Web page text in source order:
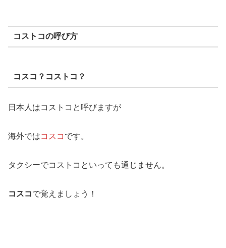
コストコの呼び方
コスコ？コストコ？
日本人はコストコと呼びますが
海外ではコスコ です。
タクシーでコストコといっても通じません。
コスコで覚えましょう！